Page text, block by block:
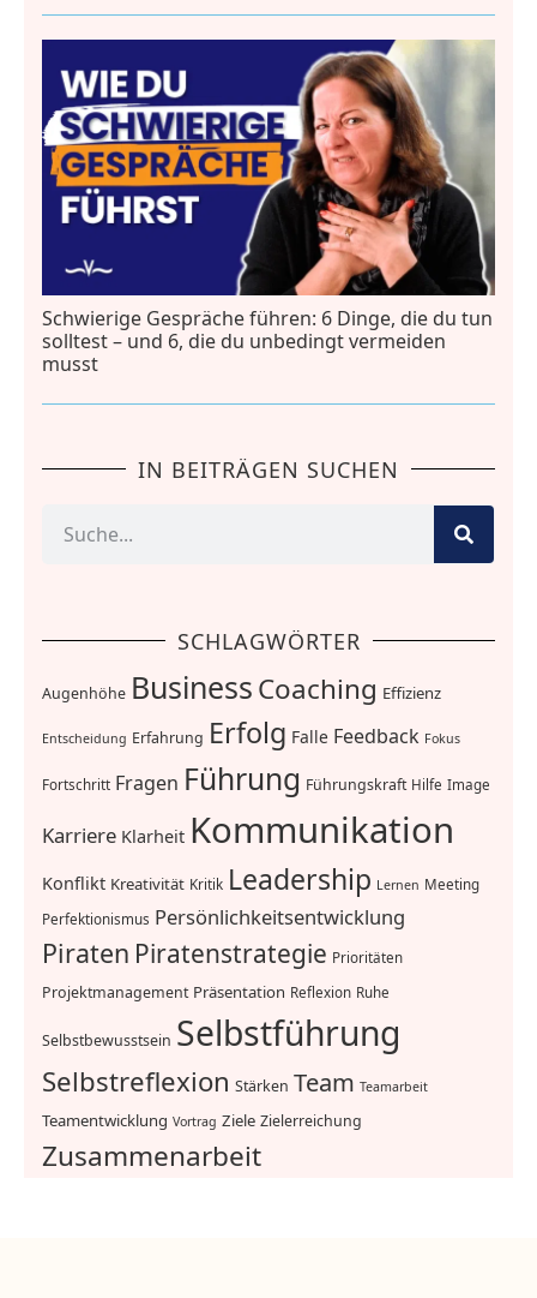
Schwierige Gespräche führen: 6 Dinge, die du tun
solltest – und 6, die du unbedingt vermeiden
musst
IN BEITRÄGEN SUCHEN
SCHLAGWÖRTER
Augenhöhe BusinessCoaching Effizienz
Entscheidung Erfahrung Erfolg Falle Feedback Fokus
Fortschritt Fragen Führung Führungskraft Hilfe Image
Karriere Klarheit Kommunikation
Konflikt Kreativität Kritik Leadership Lernen Meeting
Perfektionismus Persönlichkeitsentwicklung
Piraten Piratenstrategie Prioritäten
Projektmanagement Präsentation Reflexion Ruhe
Selbstbewusstsein Selbstführung
Selbstreflexion Stärken Team Teamarbeit
Teamentwicklung Vortrag Ziele Zielerreichung
Zusammenarbeit